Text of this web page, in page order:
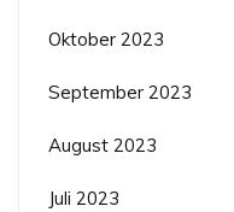
Oktober 2023
September 2023
August 2023
Juli 2023